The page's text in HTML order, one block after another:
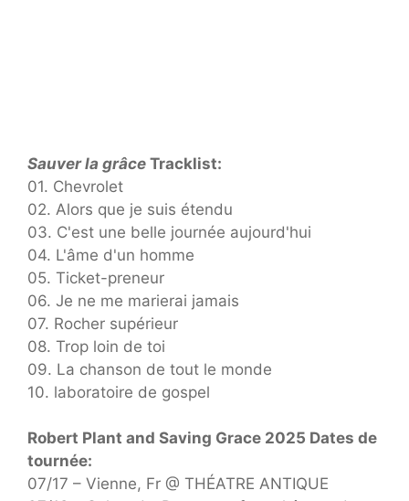
Sauver la grâce Tracklist:
01. Chevrolet
02. Alors que je suis étendu
03. C'est une belle journée aujourd'hui
04. L'âme d'un homme
05. Ticket-preneur
06. Je ne me marierai jamais
07. Rocher supérieur
08. Trop loin de toi
09. La chanson de tout le monde
10. laboratoire de gospel
Robert Plant and Saving Grace 2025 Dates de
tournée:
07/17 – Vienne, Fr @ THÉATRE ANTIQUE